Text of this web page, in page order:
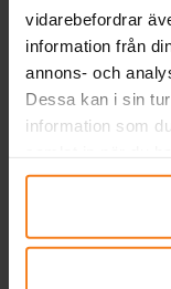
vidarebefordrar
information från
annons- och
Dessa kan i sin
information som
närsomhelst
Kuromi
129,00 kr